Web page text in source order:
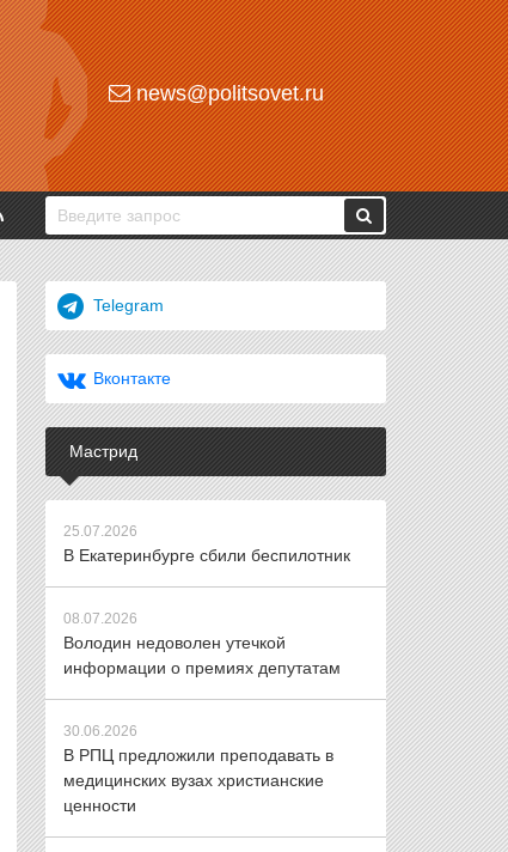
news@politsovet.ru
Telegram
Вконтакте
Мастрид
25.07.2026
В Екатеринбурге сбили беспилотник
08.07.2026
Володин недоволен утечкой
информации о премиях депутатам
30.06.2026
В РПЦ предложили преподавать в
медицинских вузах христианские
ценности